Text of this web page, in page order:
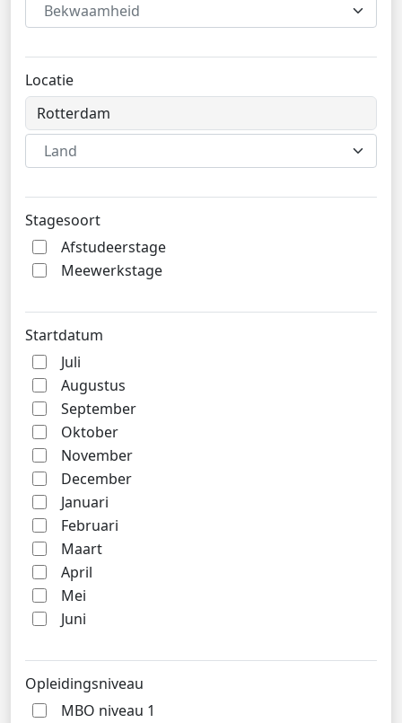
Bekwaamheid
Locatie
Land
Stagesoort
Afstudeerstage
Meewerkstage
Startdatum
Juli
Augustus
September
Oktober
November
December
Januari
Februari
Maart
April
Mei
Juni
Opleidingsniveau
MBO niveau 1